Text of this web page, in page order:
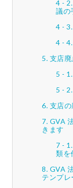
議の
支店
支店
GVA
きます
類を
GVA
テンプレ